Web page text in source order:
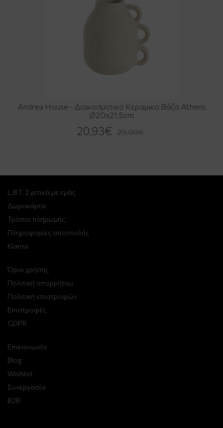
Andrea House - Διακοσμητικό Κεραμικό Βάζο Athens
Ø20x21,5cm
20,93€ 29,90€
L.B.T. Σχετικά με εμάς
Δωροκάρτα
Τρόποι πληρωμής
Πληροφορίες αποστολής
Klarna
Όροι χρήσης
Πολιτική απορρήτου
Πολιτική επιστροφών
Επιστροφές
GDPR
Επικοινωνία
Blog
Wishlist
Συνεργασία
B2B